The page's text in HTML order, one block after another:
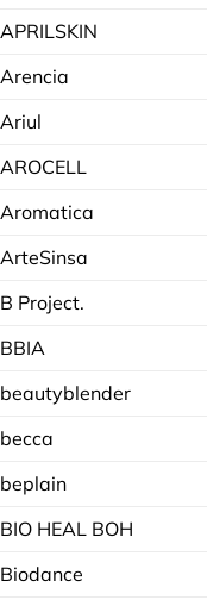
APRILSKIN
Arencia
Ariul
AROCELL
Aromatica
ArteSinsa
B Project.
BBIA
beautyblender
becca
beplain
BIO HEAL BOH
Biodance